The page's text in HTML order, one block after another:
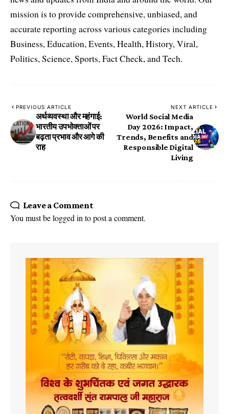
mission is to provide comprehensive, unbiased, and
accurate reporting across various categories including
Business, Education, Events, Health, History, Viral,
Politics, Science, Sports, Fact Check, and Tech.
PREVIOUS ARTICLE
अर्थव्यवस्था और महंगाई:
भारतीय उपभोक्ताओं पर
बढ़ता प्रभाव और आगे की
राह
NEXT ARTICLE
World Social Media
Day 2026: Impact,
Trends, Benefits and
Responsible Digital
Living
Leave a Comment
You must belogged into post a comment.